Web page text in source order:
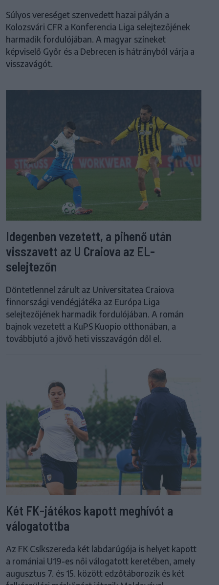
Súlyos vereséget szenvedett hazai pályán a
Kolozsvári CFR a Konferencia Liga selejtezőjének
harmadik fordulójában. A magyar színeket
képviselő Győr és a Debrecen is hátrányból várja a
visszavágót.
Idegenben vezetett, a pihenő után
visszavett az U Craiova az EL-
selejtezőn
Döntetlennel zárult az Universitatea Craiova
finnországi vendégjátéka az Európa Liga
selejtezőjének harmadik fordulójában. A román
bajnok vezetett a KuPS Kuopio otthonában, a
továbbjutó a jövő heti visszavágón dől el.
Két FK-játékos kapott meghívót a
válogatottba
Az FK Csíkszereda két labdarúgója is helyet kapott
a romániai U19-es női válogatott keretében, amely
augusztus 7. és 15. között edzőtáborozik és két